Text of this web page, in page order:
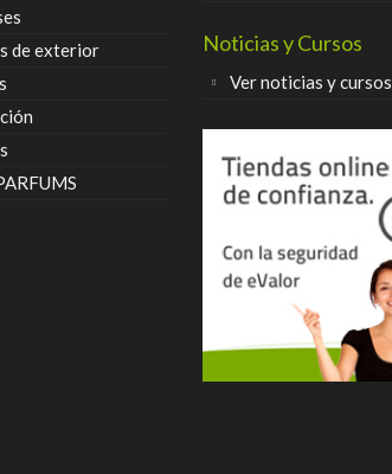
de exterior
Noticias y Cursos
Ver noticias y cursos